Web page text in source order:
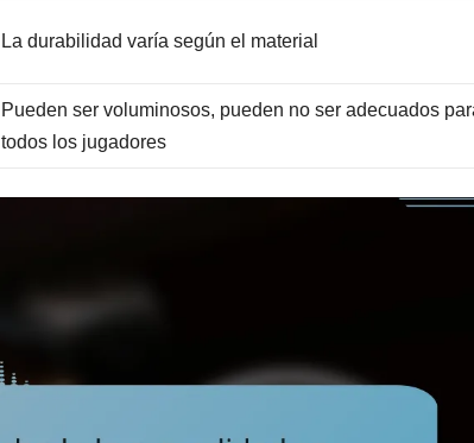
La durabilidad varía según el material
Pueden ser voluminosos, pueden no ser adecuados
todos los jugadores